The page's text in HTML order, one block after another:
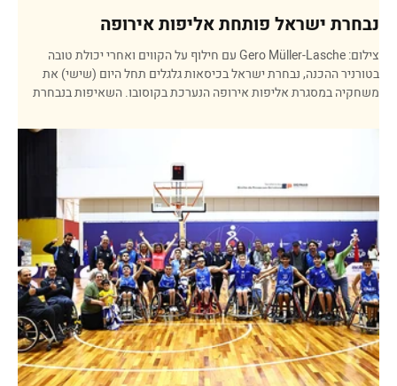
נבחרת ישראל פותחת אליפות אירופה
צילום: Gero Müller-Lasche עם חילוף על הקווים ואחרי יכולת טובה
בטורניר ההכנה, נבחרת ישראל בכיסאות גלגלים תחל היום (שישי) את
משחקיה במסגרת אליפות אירופה הנערכת בקוסובו. השאיפות בנבחרת
בשלב רבע הגמר תיחשב להישג יפה מאוד. בנבחרת מקווים לסיים באחד
ההזדמנות האחרונה להעפיל לשם דרך מקומות 6-7. את האליפות הקודמת